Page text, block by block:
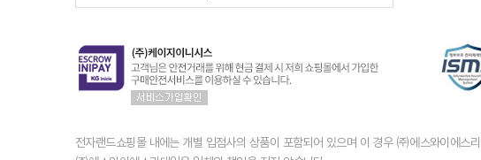
전자랜드쇼핑몰 내에는 개별 입점사의 상품이 포함되어 있으며 이 경우 ㈜에스와이에스